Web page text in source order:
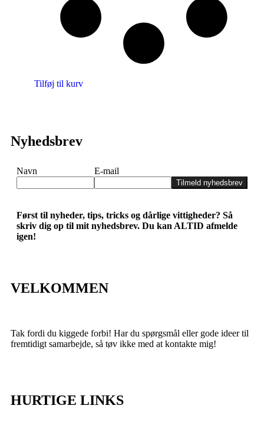
Tilføj til kurv
Nyhedsbrev
Navn E-mail
Tilmeld nyhedsbrev
Først til nyheder, tips, tricks og dårlige vittigheder? Så
skriv dig op til mit nyhedsbrev. Du kan ALTID afmelde
igen!
VELKOMMEN
Tak fordi du kiggede forbi! Har du spørgsmål eller gode ideer til
fremtidigt samarbejde, så tøv ikke med at kontakte mig!
HURTIGE LINKS